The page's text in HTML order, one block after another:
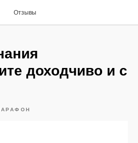
Отзывы
доходчиво и с